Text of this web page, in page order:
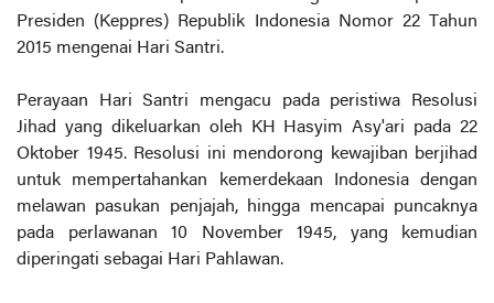
Presiden (Keppres) Republik Indonesia Nomor 22 Tahun
2015 mengenai Hari Santri.
Perayaan Hari Santri mengacu pada peristiwa Resolusi
Jihad yang dikeluarkan oleh KH Hasyim Asy'ari pada 22
Oktober 1945. Resolusi ini mendorong kewajiban berjihad
untuk mempertahankan kemerdekaan Indonesia dengan
melawan pasukan penjajah, hingga mencapai puncaknya
pada perlawanan 10 November 1945, yang kemudian
diperingati sebagai Hari Pahlawan.